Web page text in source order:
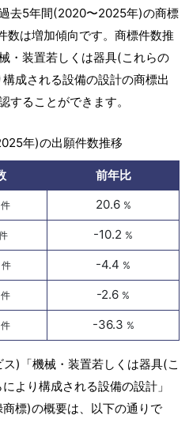
去5年間(2020〜2025年)の商標
数は増加傾向です。商標件数推
・装置若しくは器具(これらの
成される設備の設計の商標出
することができます。
年)の出願件数推移
前年比
件 20.6 %
-10.2 %
件 -4.4 %
件 -2.6 %
件 -36.3 %
)「機械・装置若しくは器具(こ
より構成される設備の設計」
標)の概要は、以下の通りで